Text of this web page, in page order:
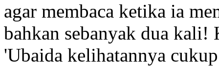
agar membaca ketika ia
bahkan sebanyak dua kali!
'Ubaida kelihatannya